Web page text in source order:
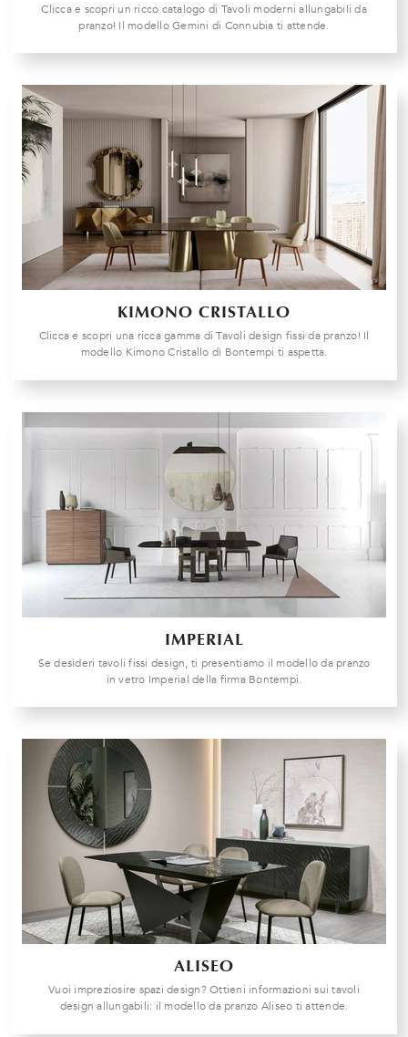
Clicca e scopri un ricco catalogo di Tavoli moderni allungabili da
pranzo! Il modello Gemini di Connubia ti attende.
KIMONO CRISTALLO
Clicca e scopri una ricca gamma di Tavoli design fissi da pranzo! Il
modello Kimono Cristallo di Bontempi ti aspetta.
IMPERIAL
Se desideri tavoli fissi design, ti presentiamo il modello da pranzo
in vetro Imperial della firma Bontempi.
ALISEO
Vuoi impreziosire spazi design? Ottieni informazioni sui tavoli
design allungabili: il modello da pranzo Aliseo ti attende.